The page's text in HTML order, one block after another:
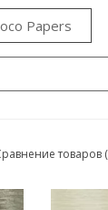
Papers
товаров